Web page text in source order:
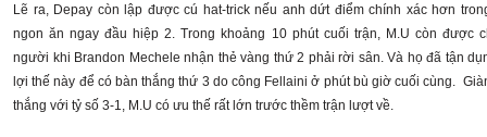
Lẽ ra, Depay còn lập được cú hat-trick nếu anh dứt điểm chính xác hơn
ngon ăn ngay đầu hiệp 2. Trong khoảng 10 phút cuối trận, M.U còn được
người khi Brandon Mechele nhận thẻ vàng thứ 2 phải rời sân. Và họ đã tận
lợi thế này để có bàn thắng thứ 3 do công Fellaini ở phút bù giờ cuối cùng.
thắng với tỷ số 3-1, M.U có ưu thế rất lớn trước thềm trận lượt về.